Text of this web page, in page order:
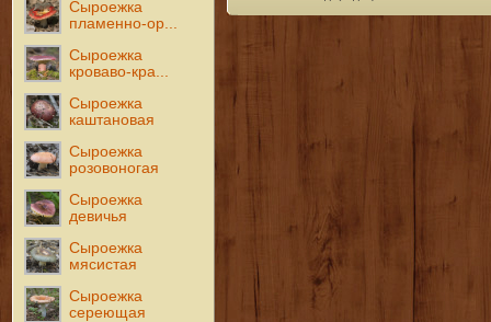
Сыроежка
пламенно-ор...
Сыроежка
кроваво-кра...
Сыроежка
каштановая
Сыроежка
розовоногая
Сыроежка
девичья
Сыроежка
мясистая
Сыроежка
сереющая